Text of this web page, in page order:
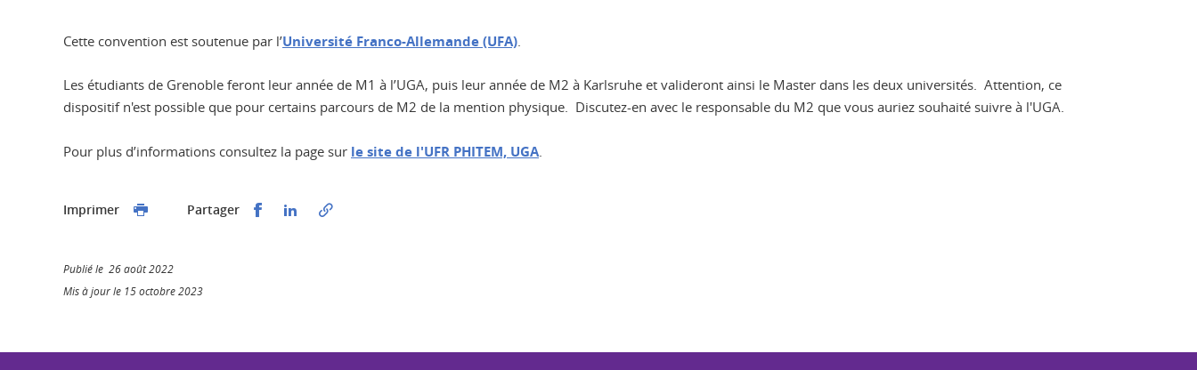
Cette convention est soutenue par l’Université Franco-Allemande (UFA).
Les étudiants de Grenoble feront leur année de M1 à l’UGA, puis leur année de M2 à Karlsruhe et valideront ainsi le Master dans les deux universités. Attention, ce
dispositif n'est possible que pour certains parcours de M2 de la mention physique. Discutez-en avec le responsable du M2 que vous auriez souhaité suivre à l'UGA.
Pour plus d’informations consultez la page sur le site de l'UFR PHITEM, UGA.
Imprimer Partager Partager sur Facebook
Partager sur LinkedIn
Publié le 26 août 2022
Mis à jour le 15 octobre 2023